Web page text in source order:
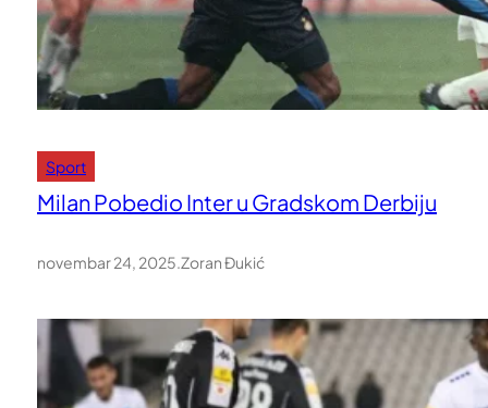
Sport
Milan Pobedio Inter u Gradskom Derbiju
novembar 24, 2025.Zoran Đukić